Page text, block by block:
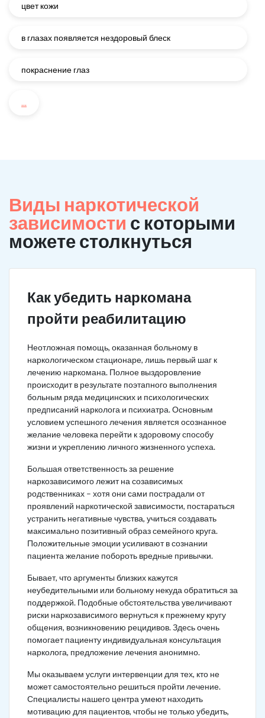
цвет кожи
в глазах появляется нездоровый блеск
покраснение глаз
...
Виды наркотической
зависимости с которыми
можете столкнуться
Как убедить наркомана
пройти реабилитацию
Неотложная помощь, оказанная больному в
наркологическом стационаре, лишь первый шаг к
лечению наркомана. Полное выздоровление
происходит в результате поэтапного выполнения
больным ряда медицинских и психологических
предписаний нарколога и психиатра. Основным
условием успешного лечения является осознанное
желание человека перейти к здоровому способу
жизни и укреплению личного жизненного успеха.
Большая ответственность за решение
наркозависимого лежит на созависимых
родственниках – хотя они сами пострадали от
проявлений наркотической зависимости, постараться
устранить негативные чувства, учиться создавать
максимально позитивный образ семейного круга.
Положительные эмоции усиливают в сознании
пациента желание побороть вредные привычки.
Бывает, что аргументы близких кажутся
неубедительными или больному некуда обратиться за
поддержкой. Подобные обстоятельства увеличивают
риски наркозависимого вернуться к прежнему кругу
общения, возникновению рецидивов. Здесь очень
помогает пациенту индивидуальная консультация
нарколога, предложение лечения анонимно.
Мы оказываем услуги интервенции для тех, кто не
может самостоятельно решиться пройти лечение.
Специалисты нашего центра умеют находить
мотивацию для пациентов, чтобы не только убедить,